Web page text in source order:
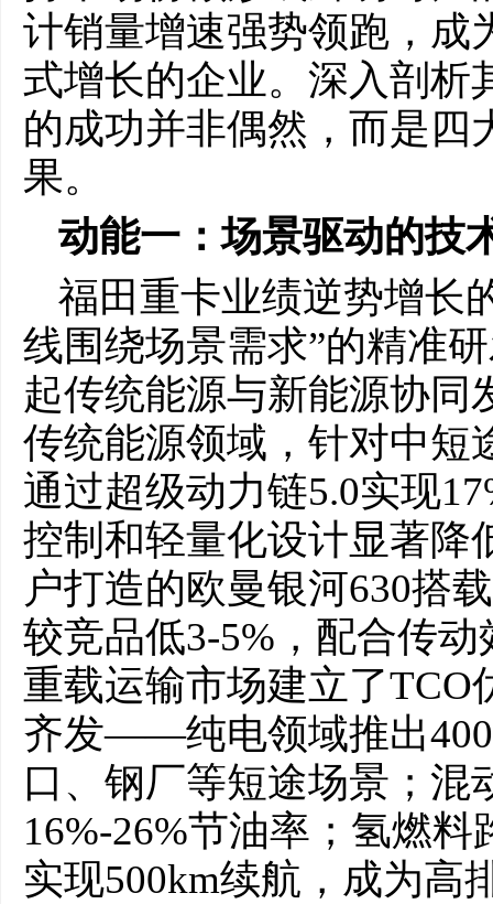
计销量增速强势领跑，成
式增长的企业。深入剖析
的成功并非偶然，而是四
果。
动能一：场景驱动的技
福田重卡业绩逆势增长
线围绕场景需求”的精准
起传统能源与新能源协同
传统能源领域，针对中短
通过超级动力链5.0实现
控制和轻量化设计显著降
户打造的欧曼银河630搭
较竞品低3-5%，配合传
重载运输市场建立了
齐发——纯电领域推出
口、钢厂等短途场景；混
16%-26%节油率；氢燃
实现500km续航，成为高